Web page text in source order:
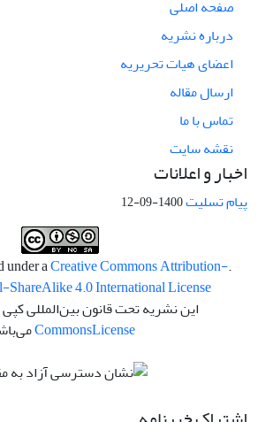
صفحه اصلی
درباره نشریه
اعضای هیات تحریریه
ارسال مقاله
تماس با ما
نقشه سایت
اخبار و اعلانات
پیام تسلیت1400-09-12
.This work is licensed under a
Creative Commons Attribution-
4.0 International License
این نشریه تحت قانون بین‌المللی
CommonsLicense